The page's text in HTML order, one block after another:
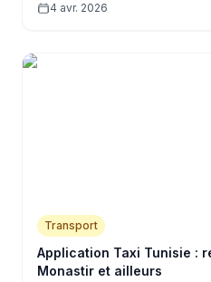
4 avr. 2026
Transport
Application Taxi Tunisie :
Monastir et ailleurs